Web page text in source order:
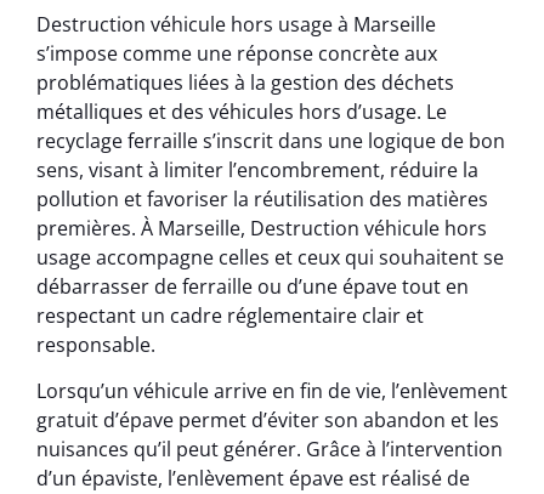
Destruction véhicule hors usage à Marseille
s’impose comme une réponse concrète aux
problématiques liées à la gestion des déchets
métalliques et des véhicules hors d’usage. Le
recyclage ferraille s’inscrit dans une logique de bon
sens, visant à limiter l’encombrement, réduire la
pollution et favoriser la réutilisation des matières
premières. À Marseille, Destruction véhicule hors
usage accompagne celles et ceux qui souhaitent se
débarrasser de ferraille ou d’une épave tout en
respectant un cadre réglementaire clair et
responsable.
Lorsqu’un véhicule arrive en fin de vie, l’enlèvement
gratuit d’épave permet d’éviter son abandon et les
nuisances qu’il peut générer. Grâce à l’intervention
d’un épaviste, l’enlèvement épave est réalisé de